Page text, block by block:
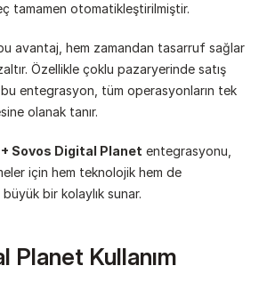
tamamen otomatikleştirilmiştir.
avantaj, hem zamandan tasarruf sağlar
Özellikle çoklu pazaryerinde satış
bu entegrasyon, tüm operasyonların tek
olanak tanır.
Sovos Digital Planet entegrasyonu,
için hem teknolojik hem de
bir kolaylık sunar.
Planet Kullanım